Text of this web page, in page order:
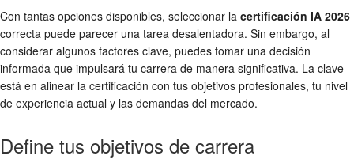
Con tantas opciones disponibles, seleccionar la certificación IA 2026
correcta puede parecer una tarea desalentadora. Sin embargo, al
considerar algunos factores clave, puedes tomar una decisión
informada que impulsará tu carrera de manera significativa. La clave
está en alinear la certificación con tus objetivos profesionales, tu nivel
de experiencia actual y las demandas del mercado.
Define tus objetivos de carrera